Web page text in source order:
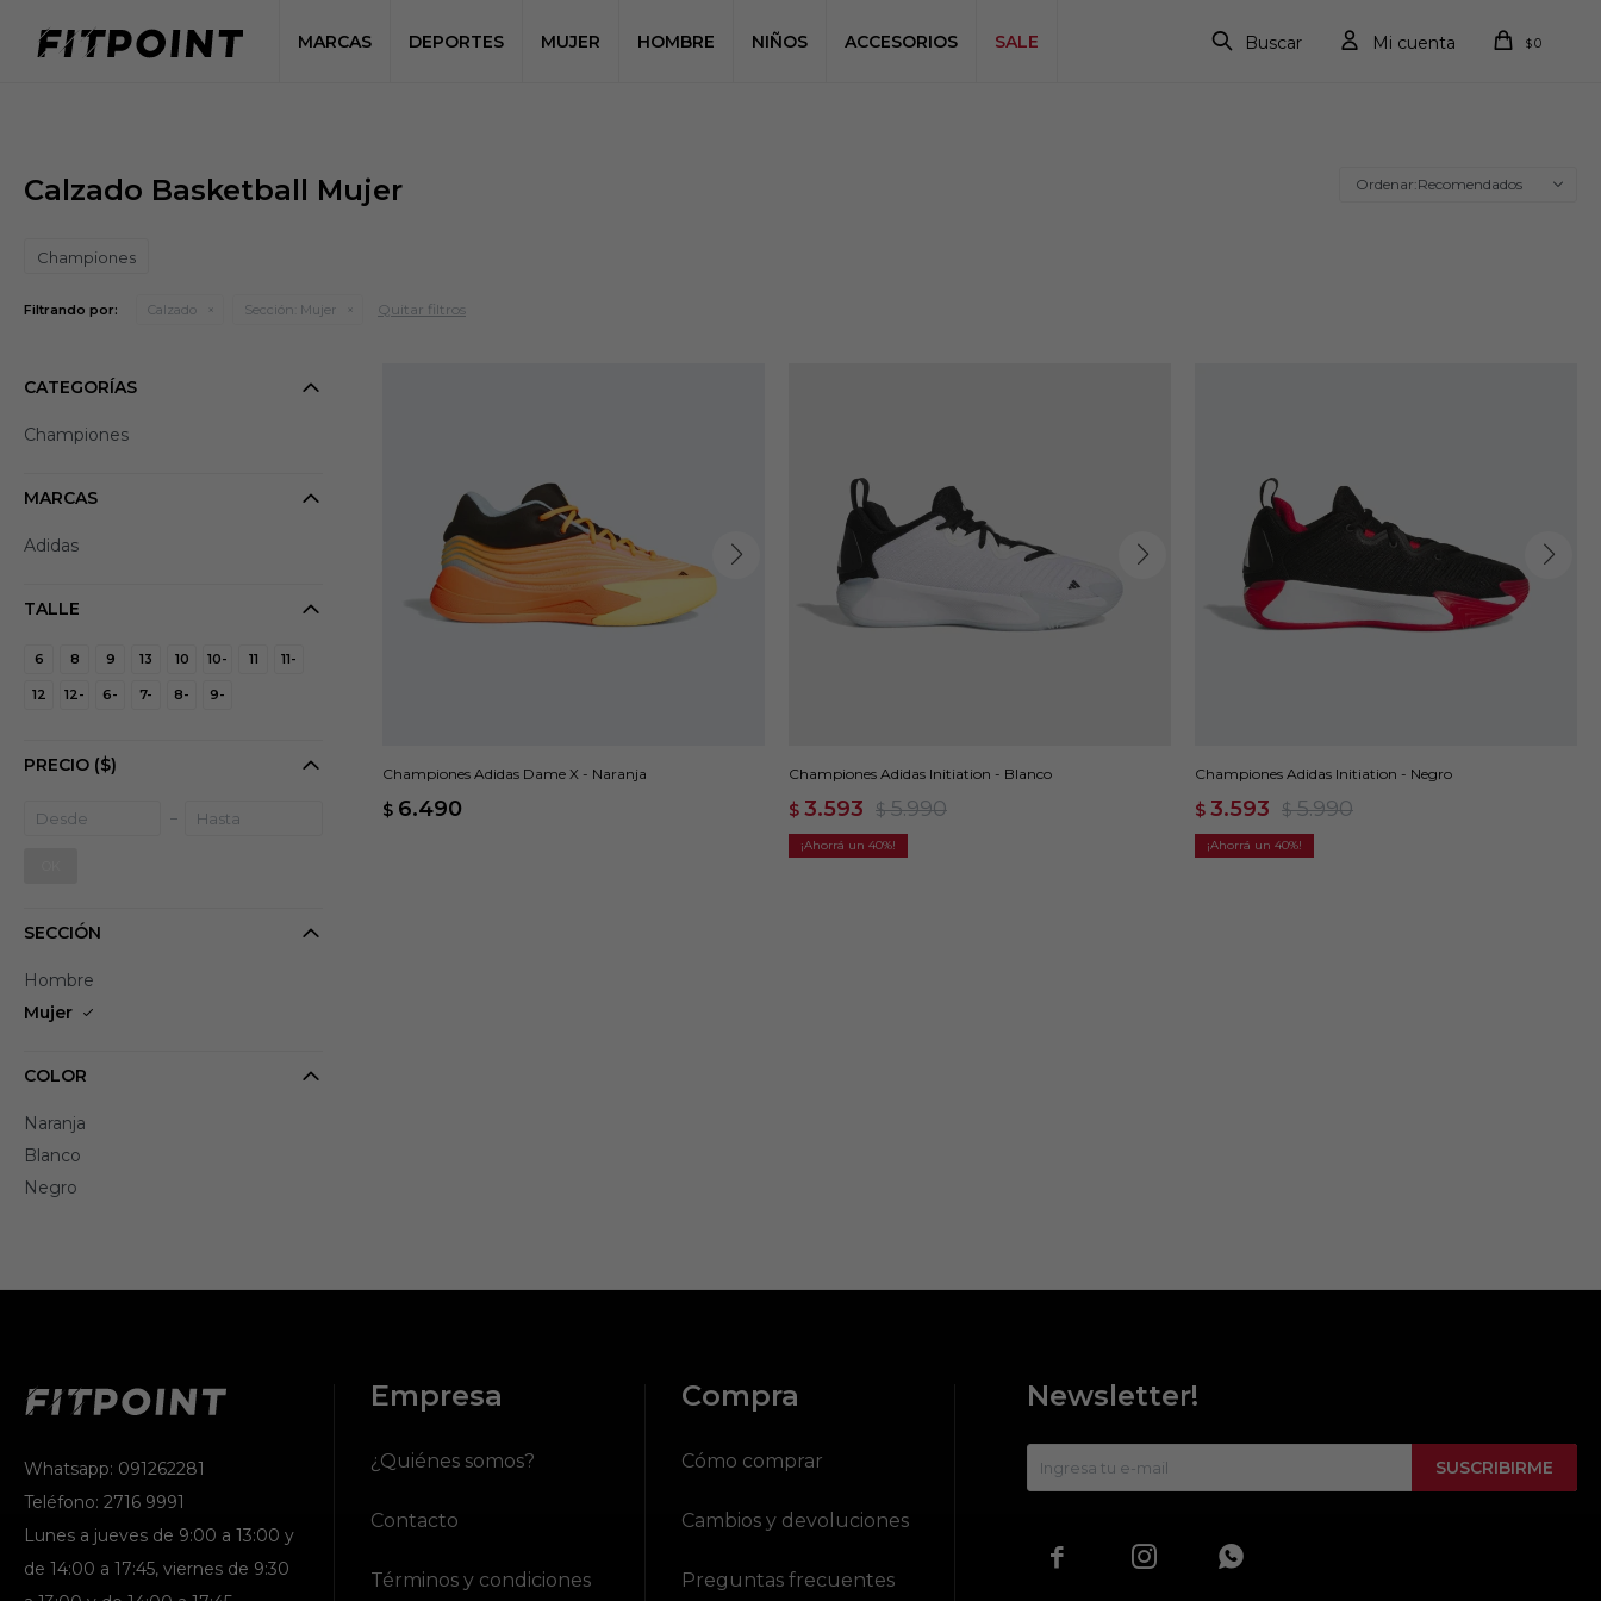
MARCAS DEPORTES MUJER HOMBRE NIÑOS ACCESORIOS SALE $0
Calzado Basketball Mujer Recomendados
Championes
Filtrando por: Calzado Sección: Mujer Quitar filtros
Championes Adidas Dame X - Naranja
$ 6.490
Championes Adidas Initiation - Blanco
$ 3.593 $ 5.990
40
Championes Adidas Initiation - Negro
$ 3.593 $ 5.990
40
CATEGORÍAS
Championes
MARCAS
Adidas
TALLE
6 8 9 13 10 10- 11 11-
12 12- 6- 7- 8- 9-
PRECIO ($)
SECCIÓN
Hombre
Mujer
COLOR
Naranja
Blanco
Negro
Whatsapp: 091262281
Teléfono: 2716 9991
Lunes a jueves de 9:00 a 13:00 y
de 14:00 a 17:45, viernes de 9:30
Empresa
¿Quiénes somos?
Contacto
Términos y condiciones
Compra
Cómo comprar
Cambios y devoluciones
Preguntas frecuentes
Newsletter!
SUSCRIBIRME
  